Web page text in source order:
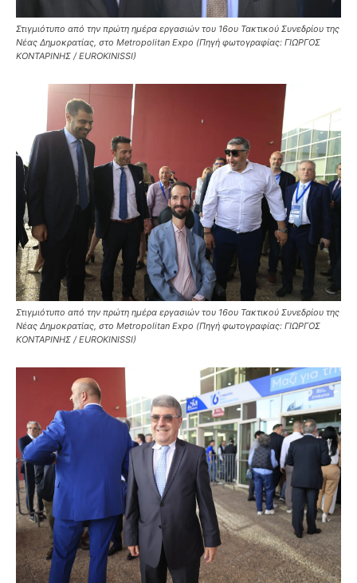
Στιγμιότυπο από την πρώτη ημέρα εργασιών του 16ου Τακτικού Συνεδρίου της
Νέας Δημοκρατίας, στο Metropolitan Expo (Πηγή φωτογραφίας: ΓΙΩΡΓΟΣ
ΚΟΝΤΑΡΙΝΗΣ / EUROKINISSI)
Στιγμιότυπο από την πρώτη ημέρα εργασιών του 16ου Τακτικού Συνεδρίου της
Νέας Δημοκρατίας, στο Metropolitan Expo (Πηγή φωτογραφίας: ΓΙΩΡΓΟΣ
ΚΟΝΤΑΡΙΝΗΣ / EUROKINISSI)